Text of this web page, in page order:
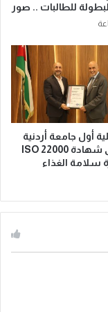
للطالبات .. صور
أول جامعة أردنية
تحصل على شهادة ISO 22000
سلامة الغذاء